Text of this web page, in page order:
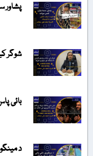
پشاور
شوگر
بائی
د